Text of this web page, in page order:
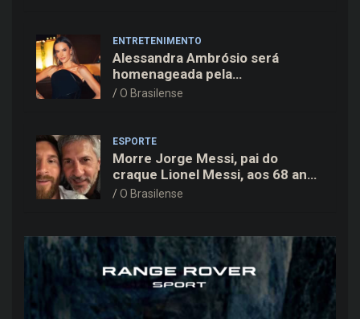
ENTRETENIMENTO
Alessandra Ambrósio será
homenageada pela
BrazilFoundation no New York
O Brasilense
ESPORTE
Morre Jorge Messi, pai do
craque Lionel Messi, aos 68 anos
na Argentina
O Brasilense